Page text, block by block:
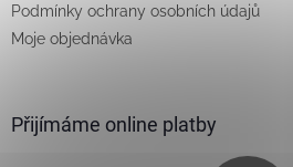
Podmínky ochrany osobních údajů
Moje objednávka
Přijímáme online platby